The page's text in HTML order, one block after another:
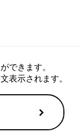
できます。
表示されます。